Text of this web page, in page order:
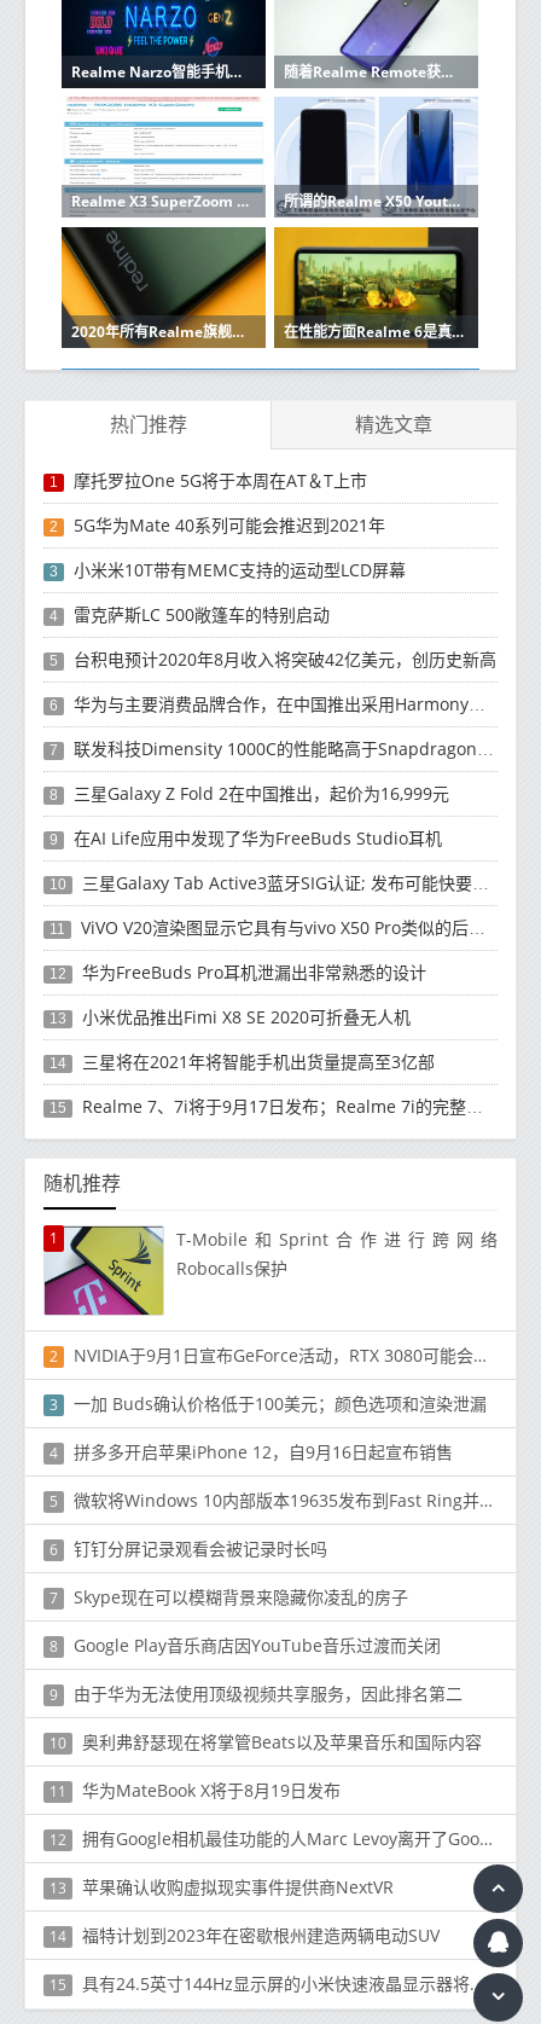
Realme Narzo智能手机系列即将发布，将在Poco和Redmi上亮相 随着Realme Remote获得蓝牙认证 Realme TV又迈进了一步
Realme X3 SuperZoom Edition获得认证 距离推出仅几英寸 所谓的Realme X50 Youth Edition已通过TENAA认证
2020年所有Realme旗舰都将具有高刷新率显示屏 在性能方面Realme 6是真正的Pro 这就是原因
热门推荐 精选文章
1 摩托罗拉One 5G将于本周在AT＆T上市
2 5G华为Mate 40系列可能会推迟到2021年
3 小米米10T带有MEMC支持的运动型LCD屏幕
4 雷克萨斯LC 500敞篷车的特别启动
5 台积电预计2020年8月收入将突破42亿美元，创历史新高
6 华为与主要消费品牌合作，在中国推出采用HarmonyOS 2.0的智能家居产品
7 联发科技Dimensity 1000C的性能略高于Snapdragon 765G
8 三星Galaxy Z Fold 2在中国推出，起价为16,999元
9 在AI Life应用中发现了华为FreeBuds Studio耳机
10 三星Galaxy Tab Active3蓝牙SIG认证; 发布可能快要结束了
11 ViVO V20渲染图显示它具有与vivo X50 Pro类似的后部设计
12 华为FreeBuds Pro耳机泄漏出非常熟悉的设计
13 小米优品推出Fimi X8 SE 2020可折叠无人机
14 三星将在2021年将智能手机出货量提高至3亿部
15 Realme 7、7i将于9月17日发布；Realme 7i的完整规格并导致泄漏
随机推荐
1
T-Mobile和Sprint合作进行跨网络
Robocalls保护
2 NVIDIA于9月1日宣布GeForce活动，RTX 3080可能会发布
3 一加 Buds确认价格低于100美元；颜色选项和渲染泄漏
4 拼多多开启苹果iPhone 12，自9月16日起宣布销售
5 微软将Windows 10内部版本19635发布到Fast Ring并提供更多修复
6 钉钉分屏记录观看会被记录时长吗
7 Skype现在可以模糊背景来隐藏你凌乱的房子
8 Google Play音乐商店因YouTube音乐过渡而关闭
9 由于华为无法使用顶级视频共享服务，因此排名第二
10 奥利弗舒瑟现在将掌管Beats以及苹果音乐和国际内容
11 华为MateBook X将于8月19日发布
12 拥有Google相机最佳功能的人Marc Levoy离开了Google
13 苹果确认收购虚拟现实事件提供商NextVR
14 福特计划到2023年在密歇根州建造两辆电动SUV
15 具有24.5英寸144Hz显示屏的小米快速液晶显示器将于明天上市